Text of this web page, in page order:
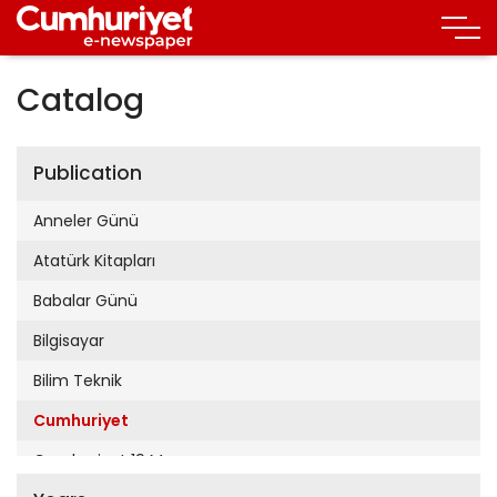
Catalog
Publication
Anneler Günü
Atatürk Kitapları
Babalar Günü
Bilgisayar
Bilim Teknik
Cumhuriyet
Cumhuriyet 19 Mayıs